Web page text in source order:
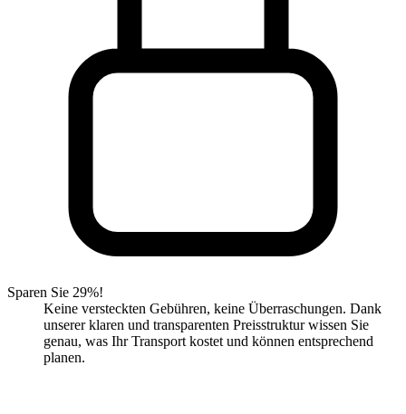
Sparen Sie 29%!
Keine versteckten Gebühren, keine Überraschungen. Dank
unserer klaren und transparenten Preisstruktur wissen Sie
genau, was Ihr Transport kostet und können entsprechend
planen.